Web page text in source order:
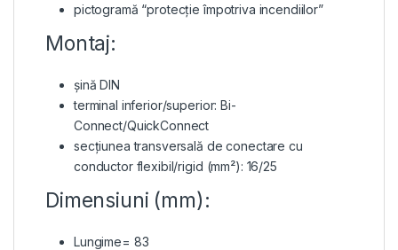
pictogramă “protecție împotriva incendiilor”
Montaj:
șină DIN
terminal inferior/superior: Bi-
Connect/QuickConnect
secțiunea transversală de conectare cu
conductor flexibil/rigid (mm²): 16/25
Dimensiuni (mm):
Lungime= 83